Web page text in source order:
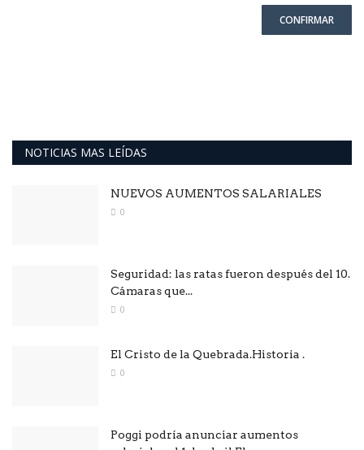
CONFIRMAR
NOTICIAS MAS LEÍDAS
NUEVOS AUMENTOS SALARIALES
0
Seguridad: las ratas fueron después del 10.
Cámaras que...
0
El Cristo de la Quebrada.Historia .
0
Poggi podría anunciar aumentos